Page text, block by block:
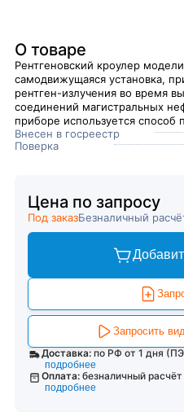
О товаре
Рентгеновский кроулер
самодвижущаяся установка,
рентген-излучения во время
соединений магистральных
приборе используется способ
Внесен в госреестр
Поверка
Цена по запросу
Под заказБезналичный
Запросить
Доставка: по РФ от 1 дня
подробнее
Оплата: безналичный
подробнее